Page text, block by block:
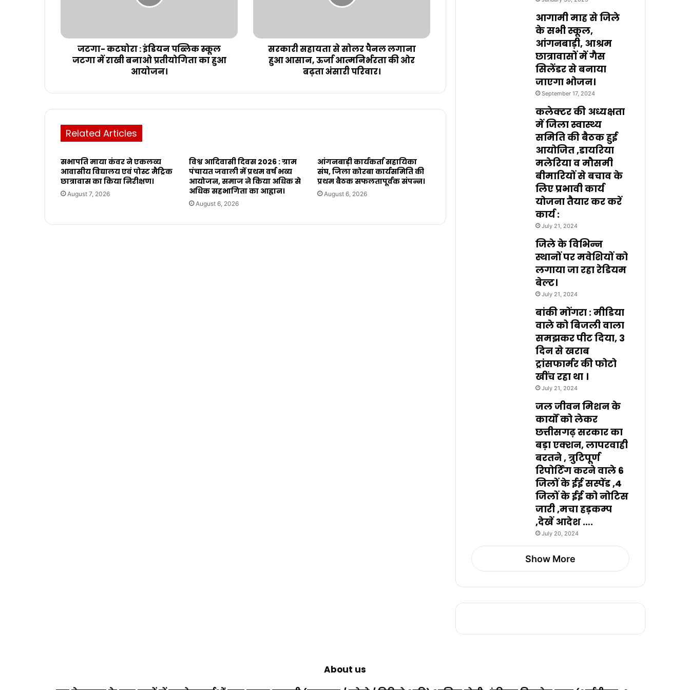
जटगा- कटघोरा : इंडियन पब्लिक स्कूल
जटगा में राखी बनाओ प्रतीयोगिता का हुआ
आयोजन।
सरकारी सहायता से सोलर पैनल लगाना
हुआ आसान, ऊर्जा आत्मनिर्भरता की ओर
बढ़ता अंसारी परिवार।
Related Articles
सभापति माया कंवर ने एकलव्य
आवासीय विद्यालय एवं पोस्ट मैट्रिक
छात्रावास का किया निरीक्षण।
August 7, 2026
विश्व आदिवासी दिवस 2026 : ग्राम
पंचायत जवाली में प्रथम वर्ष भव्य
आयोजन, समाज ने किया अधिक से
अधिक सहभागिता का आह्वान।
August 6, 2026
आंगनबाड़ी कार्यकर्ता सहायिका
संघ, जिला कोरबा कार्यसमिति की
प्रथम बैठक सफलतापूर्वक संपन्न।
August 6, 2026
आगामी माह से जिले
के सभी स्कूल,
आंगनबाड़ी, आश्रम
छात्रावासों में गैस
सिलेंडर से बनाया
जाएगा भोजन।
September 17, 2024
कलेक्टर की अध्यक्षता
में जिला स्वास्थ्य
समिति की बैठक हुई
आयोजित ,डायरिया
मलेरिया व मौसमी
बीमारियों से बचाव के
लिए प्रभावी कार्य
योजना तैयार कर करें
कार्य :
July 21, 2024
जिले के विभिन्न
स्थानों पर मवेशियों को
लगाया जा रहा रेडियम
बेल्ट।
July 21, 2024
बांकी मोंगरा : मीडिया
वाले को बिजली वाला
समझकर पीट दिया, 3
दिन से खराब
ट्रांसफार्मर की फोटो
खींच रहा था ।
July 21, 2024
जल जीवन मिशन के
कार्यों को लेकर
छत्तीसगढ़ सरकार का
बड़ा एक्शन, लापरवाही
बरतने , त्रुटिपूर्ण
रिपोर्टिंग करने वाले 6
जिलों के ईई सस्पेंड ,4
जिलों के ईई को नोटिस
जारी ,मचा हड़कम्प
,देखें आदेश ….
July 20, 2024
Show More
About us